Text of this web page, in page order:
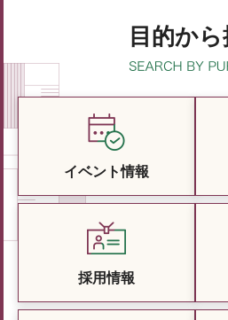
目的か
イベント情報
採用情報